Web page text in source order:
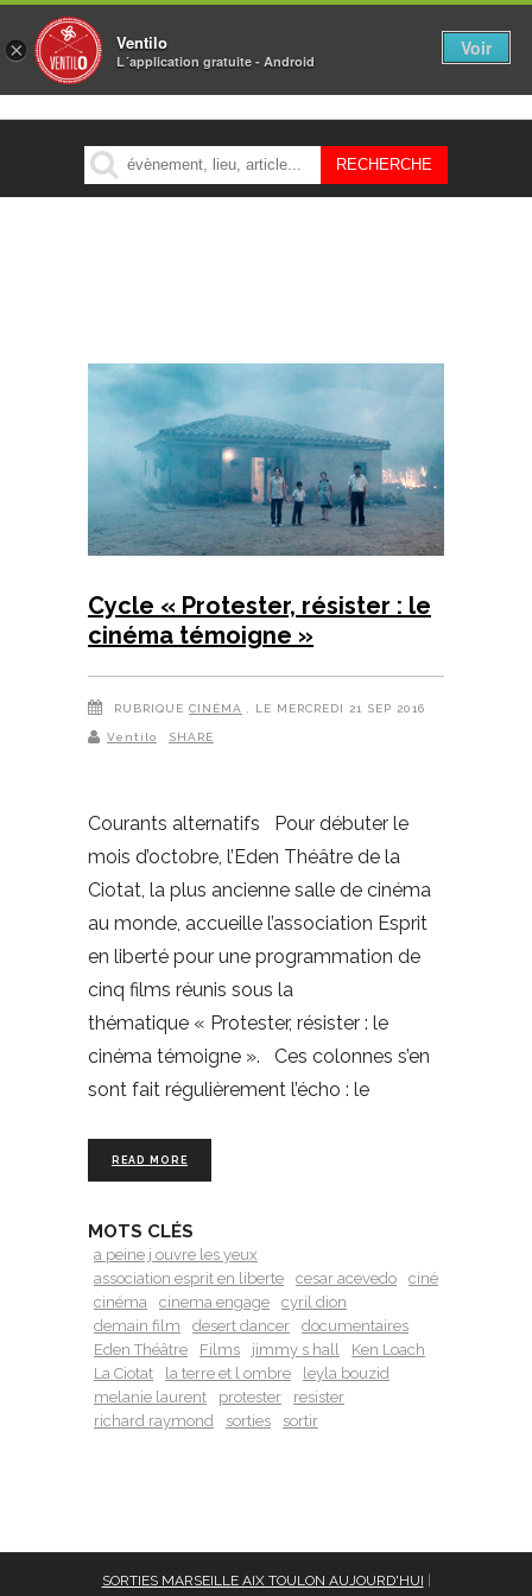
MENU
Cycle « Protester, résister : le
cinéma témoigne »
RUBRIQUE CINÉMA , LE MERCREDI 21 SEP 2016
Ventilo SHARE
Courants alternatifs Pour débuter le
mois d’octobre, l’Eden Théâtre de la
Ciotat, la plus ancienne salle de cinéma
au monde, accueille l’association Esprit
en liberté pour une programmation de
cinq films réunis sous la
thématique « Protester, résister : le
cinéma témoigne ». Ces colonnes s’en
sont fait régulièrement l’écho : le
READ MORE
MOTS CLÉS
a peine j ouvre les yeux
association esprit en liberte
cesar acevedo
ciné
cinéma
cinema engage
cyril dion
demain film
desert dancer
documentaires
Eden Théâtre
Films jimmy s hall
Ken Loach
La Ciotat
la terre et l ombre
leyla bouzid
melanie laurent
protester
resister
richard raymond
sorties sortir
SORTIES MARSEILLE AIX TOULON AUJOURD'HUI
× Ventilo
L´application gratuite - Android
Voir